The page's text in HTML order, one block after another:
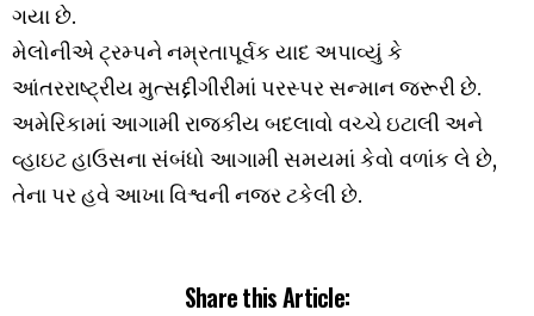
ગયા છે.
મેલોનીએ ટ્રમ્પને નમ્રતાપૂર્વક યાદ અપાવ્યું કે
આંતરરાષ્ટ્રીય મુત્સદ્દીગીરીમાં પરસ્પર સન્માન જરૂરી છે.
અમેરિકામાં આગામી રાજકીય બદલાવો વચ્ચે ઇટાલી અને
વ્હાઇટ હાઉસના સંબંધો આગામી સમયમાં કેવો વળાંક લે છે,
તેના પર હવે આખા વિશ્વની નજર ટકેલી છે.
Share this Article: